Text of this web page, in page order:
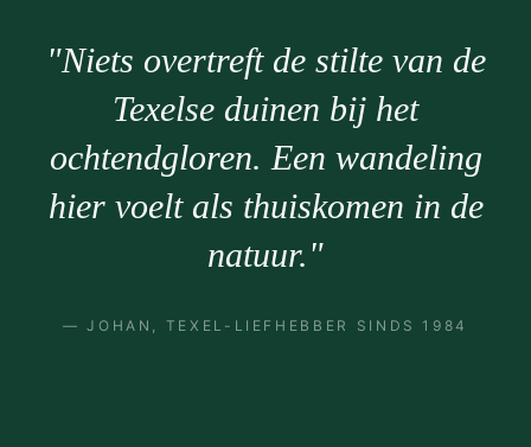
"Niets overtreft de stilte van de
Texelse duinen bij het
ochtendgloren. Een wandeling
hier voelt als thuiskomen in de
natuur."
— JOHAN, TEXEL-LIEFHEBBER SINDS 1984